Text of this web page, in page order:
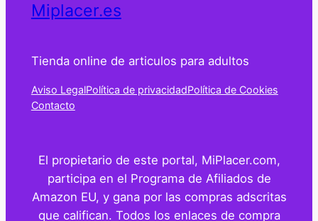
Miplacer.es
Tienda online de articulos para adultos
Aviso LegalPolítica de privacidadPolítica de Cookies
Contacto
El propietario de este portal, MiPlacer.com,
participa en el Programa de Afiliados de
Amazon EU, y gana por las compras adscritas
que califican. Todos los enlaces de compra